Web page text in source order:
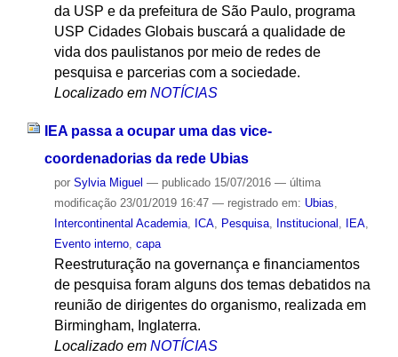
da USP e da prefeitura de São Paulo, programa
USP Cidades Globais buscará a qualidade de
vida dos paulistanos por meio de redes de
pesquisa e parcerias com a sociedade.
Localizado em NOTÍCIAS
IEA passa a ocupar uma das vice-
coordenadorias da rede Ubias
por Sylvia Miguel — publicado15/07/2016 — última
modificação23/01/2019 16:47 — registrado em: Ubias
Intercontinental Academia, ICA, Pesquisa, Institucional IEA,
Evento interno, capa
Reestruturação na governança e financiamentos
de pesquisa foram alguns dos temas debatidos na
reunião de dirigentes do organismo, realizada em
Birmingham, Inglaterra.
Localizado em NOTÍCIAS